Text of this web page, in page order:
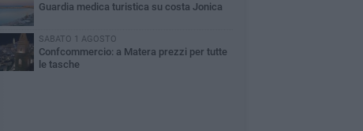
Guardia medica turistica su costa Jonica
SABATO 1 AGOSTO
Confcommercio: a Matera prezzi per tutte
le tasche